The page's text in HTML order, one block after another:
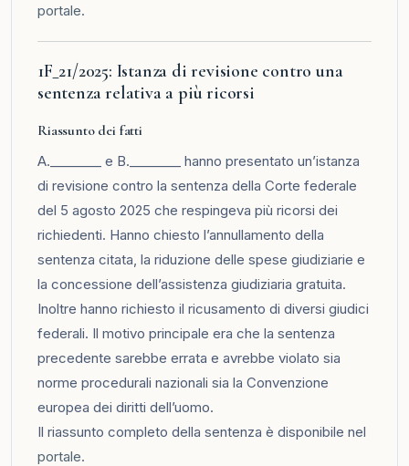
portale.
1F_21/2025: Istanza di revisione contro una
sentenza relativa a più ricorsi
Riassunto dei fatti
A.________ e B.________ hanno presentato un’istanza
di revisione contro la sentenza della Corte federale
del 5 agosto 2025 che respingeva più ricorsi dei
richiedenti. Hanno chiesto l’annullamento della
sentenza citata, la riduzione delle spese giudiziarie e
la concessione dell’assistenza giudiziaria gratuita.
Inoltre hanno richiesto il ricusamento di diversi giudici
federali. Il motivo principale era che la sentenza
precedente sarebbe errata e avrebbe violato sia
norme procedurali nazionali sia la Convenzione
europea dei diritti dell’uomo.
Il riassunto completo della sentenza è disponibile nel
portale.